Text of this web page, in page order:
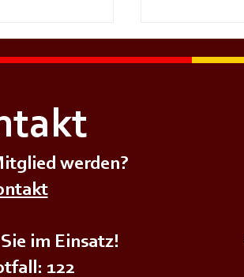
𝗞𝗨𝗥𝗦
werden?
im Einsatz!
122